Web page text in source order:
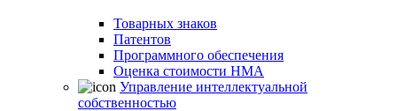
Товарных знаков
Патентов
Программного обеспечения
Оценка стоимости НМА
Управление интеллектуальной
собственностью